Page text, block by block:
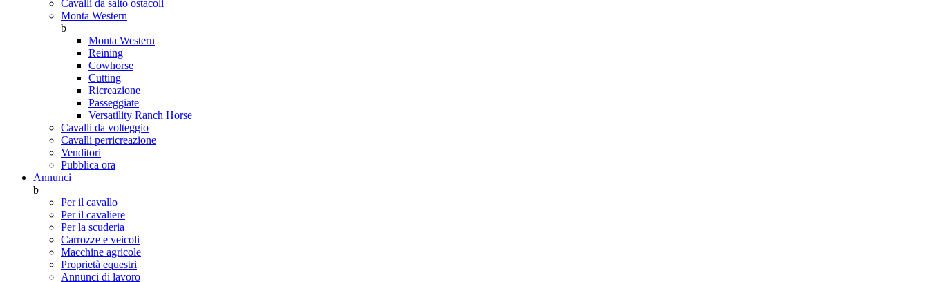
Cavalli da salto ostacoli
Monta Western
b
Monta Western
Reining
Cowhorse
Cutting
Ricreazione
Passeggiate
Versatility Ranch Horse
Cavalli da volteggio
Cavalli perricreazione
Venditori
Pubblica ora
Annunci
b
Per il cavallo
Per il cavaliere
Per la scuderia
Carrozze e veicoli
Macchine agricole
Proprietà equestri
Annunci di lavoro